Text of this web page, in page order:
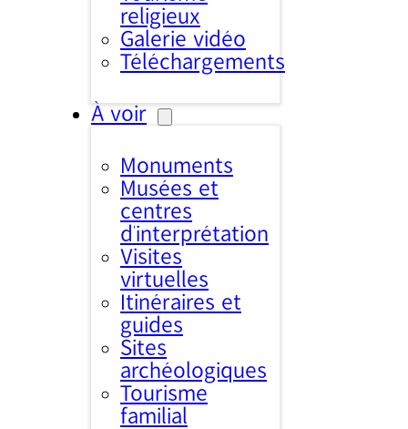
religieux
Galerie vidéo
Téléchargements
À voir
Monuments
Musées et
centres
d’interprétation
Visites
virtuelles
Itinéraires et
guides
Sites
archéologiques
Tourisme
familial